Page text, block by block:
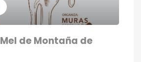
de Montaña de